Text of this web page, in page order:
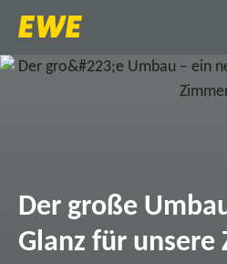
Der große
Glanz für unsere